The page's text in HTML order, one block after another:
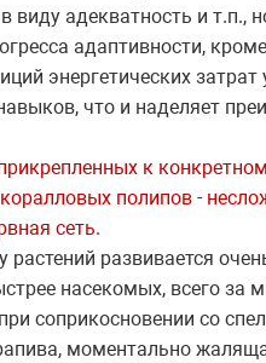
виду адекватность и т.п.,
адаптивности,
энергетических
что и наделяет
к
полипов -
сеть.
растений развивается
насекомых, всего
соприкосновении со
моментально